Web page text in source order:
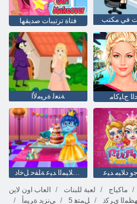
فتاة ترتيبات صديقها في مكتب
ﺔﻨﻌﻟ ﺓﺮﻴﻣﻷ ﺍ ﺝﺎﻴﻛﺎﻣ
ﺝﺭﺎﺧ ﺩﻼ ﻴﻤﻟﺍ ﺪﻴﻋ ﺔﻠﻔﺣ ﻞﺧﺍﺩ ﺩﻼ ﻴﻣ ﺪﻴﻋ
العاب اون لاين
لعبة للبنات ماكياج
ﻲﻧﺰﻳﺩ ﺓﺮﻴﻣﺃ
5 ﻞﻤﺘﻫ ﻱﺮﻛﺫ